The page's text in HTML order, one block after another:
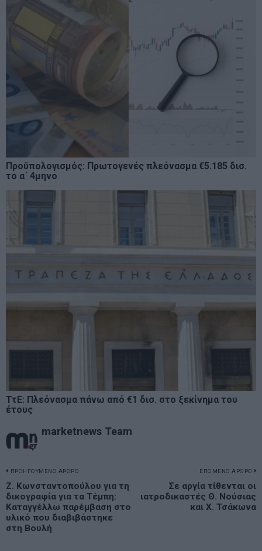
Προϋπολογισμός: Πρωτογενές πλεόνασμα €5.185 δισ.
το α΄ 4μηνο
ΤτΕ: Πλεόνασμα πάνω από €1 δισ. στο ξεκίνημα του
έτους
marketnews Team
Πλοήγηση
άρθρων
ΠΡΟΗΓΟΥΜΕΝΟ ΑΡΘΡΟ
Previous
post:
Ζ. Κωνσταντοπούλου για τη
δικογραφία για τα Τέμπη:
Καταγγέλλω παρέμβαση στο
υλικό που διαβιβάστηκε
στη Βουλή
ΕΠΟΜΕΝΟ ΑΡΘΡΟ
Σε αργία τίθενται οι
ιατροδικαστές Θ. Νούσιας
και Χ. Τσάκωνα